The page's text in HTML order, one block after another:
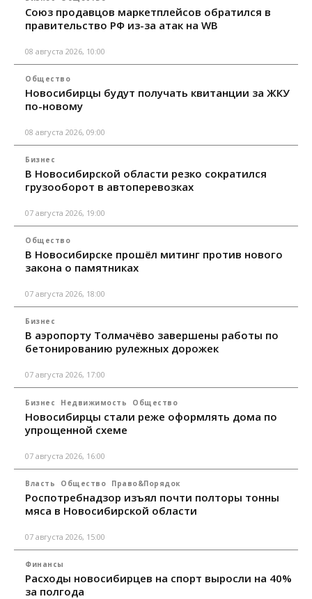
Союз продавцов маркетплейсов обратился в
правительство РФ из-за атак на WB
08 августа 2026, 10:00
Общество
Новосибирцы будут получать квитанции за ЖКУ
по-новому
08 августа 2026, 09:00
Бизнес
В Новосибирской области резко сократился
грузооборот в автоперевозках
07 августа 2026, 19:00
Общество
В Новосибирске прошёл митинг против нового
закона о памятниках
07 августа 2026, 18:00
Бизнес
В аэропорту Толмачёво завершены работы по
бетонированию рулежных дорожек
07 августа 2026, 17:00
Бизнес Недвижимость Общество
Новосибирцы стали реже оформлять дома по
упрощенной схеме
07 августа 2026, 16:00
Власть Общество Право&Порядок
Роспотребнадзор изъял почти полторы тонны
мяса в Новосибирской области
07 августа 2026, 15:00
Финансы
Расходы новосибирцев на спорт выросли на 40%
за полгода